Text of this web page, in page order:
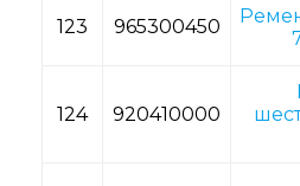
123 965300450
124 920410000